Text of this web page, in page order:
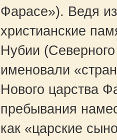
Фарасе»). Ведя
христианские
Нубии
именовали
Нового царства
пребывания
как «царские